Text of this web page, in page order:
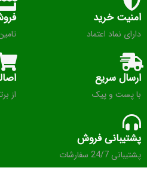
امنیت خرید
دارای نماد اعتماد
ارسال سریع
با پست و پیک از
پشتیبانی فروش
پشتیبانی 24/7 سفارشات